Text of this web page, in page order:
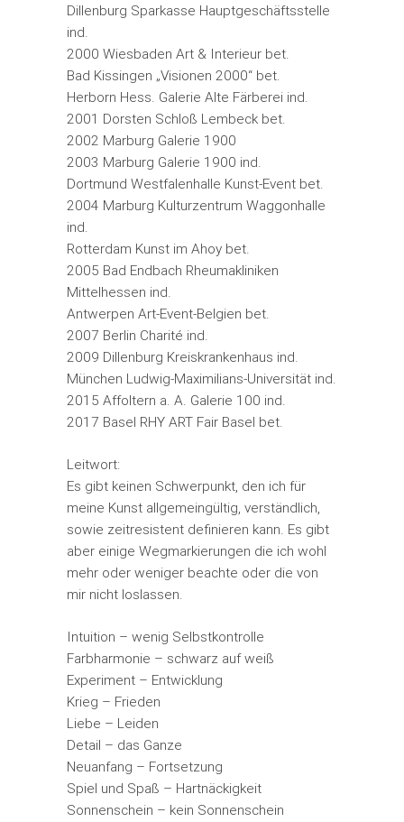
Dillenburg Sparkasse Hauptgeschäftsstelle
ind.
2000 Wiesbaden Art & Interieur bet.
Bad Kissingen „Visionen 2000“ bet.
Herborn Hess. Galerie Alte Färberei ind.
2001 Dorsten Schloß Lembeck bet.
2002 Marburg Galerie 1900
2003 Marburg Galerie 1900 ind.
Dortmund Westfalenhalle Kunst-Event bet.
2004 Marburg Kulturzentrum Waggonhalle
ind.
Rotterdam Kunst im Ahoy bet.
2005 Bad Endbach Rheumakliniken
Mittelhessen ind.
Antwerpen Art-Event-Belgien bet.
2007 Berlin Charité ind.
2009 Dillenburg Kreiskrankenhaus ind.
München Ludwig-Maximilians-Universität ind.
2015 Affoltern a. A. Galerie 100 ind.
2017 Basel RHY ART Fair Basel bet.
Leitwort:
Es gibt keinen Schwerpunkt, den ich für
meine Kunst allgemeingültig, verständlich,
sowie zeitresistent definieren kann. Es gibt
aber einige Wegmarkierungen die ich wohl
mehr oder weniger beachte oder die von
mir nicht loslassen.
Intuition – wenig Selbstkontrolle
Farbharmonie – schwarz auf weiß
Experiment – Entwicklung
Krieg – Frieden
Liebe – Leiden
Detail – das Ganze
Neuanfang – Fortsetzung
Spiel und Spaß – Hartnäckigkeit
Sonnenschein – kein Sonnenschein